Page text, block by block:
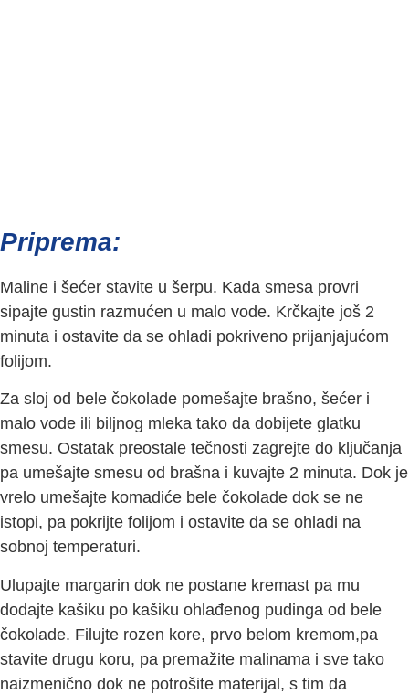
Priprema:
Maline i šećer stavite u šerpu. Kada smesa provri
sipajte gustin razmućen u malo vode. Krčkajte još 2
minuta i ostavite da se ohladi pokriveno prijanjajućom
folijom.
Za sloj od bele čokolade pomešajte brašno, šećer i
malo vode ili biljnog mleka tako da dobijete glatku
smesu. Ostatak preostale tečnosti zagrejte do ključanja
pa umešajte smesu od brašna i kuvajte 2 minuta. Dok je
vrelo umešajte komadiće bele čokolade dok se ne
istopi, pa pokrijte folijom i ostavite da se ohladi na
sobnoj temperaturi.
Ulupajte margarin dok ne postane kremast pa mu
dodajte kašiku po kašiku ohlađenog pudinga od bele
čokolade. Filujte rozen kore, prvo belom kremom,pa
stavite drugu koru, pa premažite malinama i sve tako
naizmenično dok ne potrošite materijal, s tim da